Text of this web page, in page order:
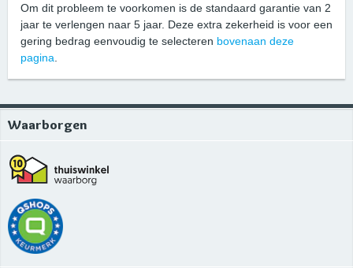
Om dit probleem te voorkomen is de standaard garantie van 2
jaar te verlengen naar 5 jaar. Deze extra zekerheid is voor een
gering bedrag eenvoudig te selecteren bovenaan deze
pagina
Waarborgen